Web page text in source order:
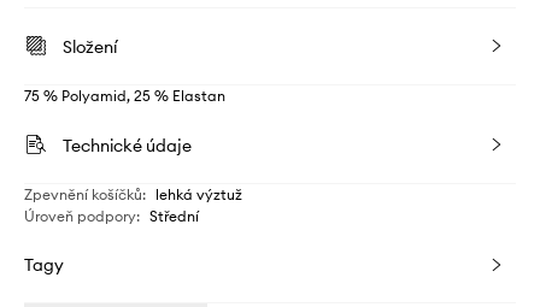
Složení
75 % Polyamid, 25 % Elastan
Technické údaje
Zpevnění košíčků: lehká výztuž
Úroveň podpory: Střední
Tagy